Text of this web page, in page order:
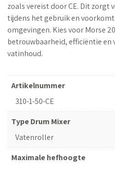
zoals vereist door CE. Dit zorgt
tijdens het gebruik en
omgevingen. Kies voor Morse
betrouwbaarheid, efficiëntie en
vatinhoud.
Artikelnummer
310-1-50-CE
Type Drum Mixer
Vatenroller
Maximale hefhoogte